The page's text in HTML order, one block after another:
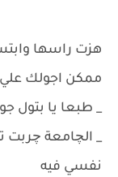
هزت راسها
ممكن اجولك علي
_ طبعا يا بتول
_ الچامعة چربت
نفسي فيه